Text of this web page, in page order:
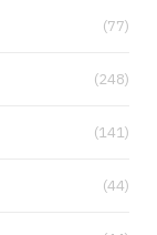
(77)
(248)
(141)
(44)